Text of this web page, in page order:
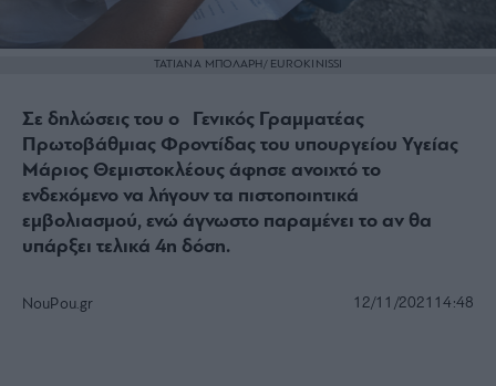
ΤΑΤΙΑΝΑ ΜΠΟΛΑΡΗ/ EUROKINISSI
Σε δηλώσεις του ο Γενικός Γραμματέας
Πρωτοβάθμιας Φροντίδας του υπουργείου Υγείας
Μάριος Θεμιστοκλέους άφησε ανοιχτό το
ενδεχόμενο να λήγουν τα πιστοποιητικά
εμβολιασμού, ενώ άγνωστο παραμένει το αν θα
υπάρξει τελικά 4η δόση.
NouPou.gr 12/11/2021 14:48